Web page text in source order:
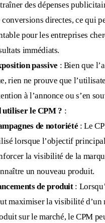
des dépenses
conversions directes, ce qui
pour les entreprises
immédiats.
passive : Bien que
rien ne prouve que
à l’annonce ou s’en
utiliser le CPM ? :
de notoriété : Le
lorsque l’objectif
la visibilité de la
un nouveau produit.
de produit:
maximiser la visibilité d’un
sur le marché, le CPM